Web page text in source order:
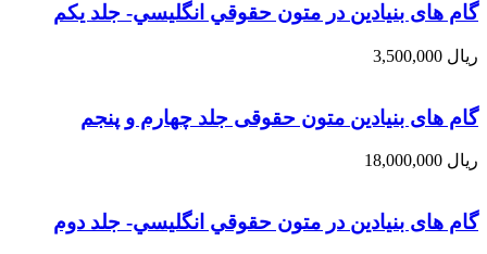
گام های بنیادین در متون حقوقي انگليسي- جلد يكم
ریال
گام های بنیادین متون حقوقی جلد چهارم و پنجم
ریال
گام های بنیادین در متون حقوقي انگليسي- جلد دوم